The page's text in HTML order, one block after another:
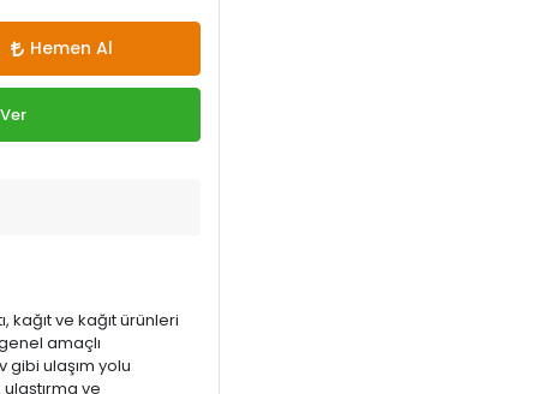
Hemen Al
ve kağıt ürünleri
amaçlı
gibi ulaşım yolu
ulaştırma ve